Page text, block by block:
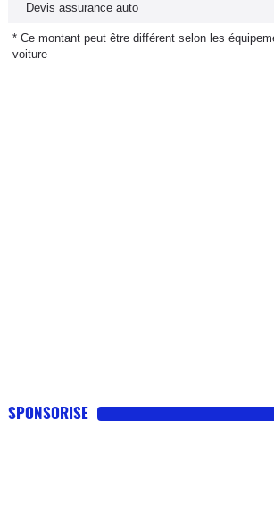
Utilitaires
Flottes
Devis assurance auto
* Ce montant peut être différent selon les
voiture
SPONSORISE